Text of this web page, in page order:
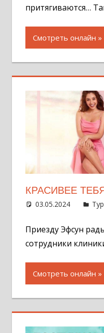
притягиваются…
Смотреть онлайн
КРАСИВЕЕ
03.05.2024
Приезду Эфсун
сотрудники
Смотреть онлайн